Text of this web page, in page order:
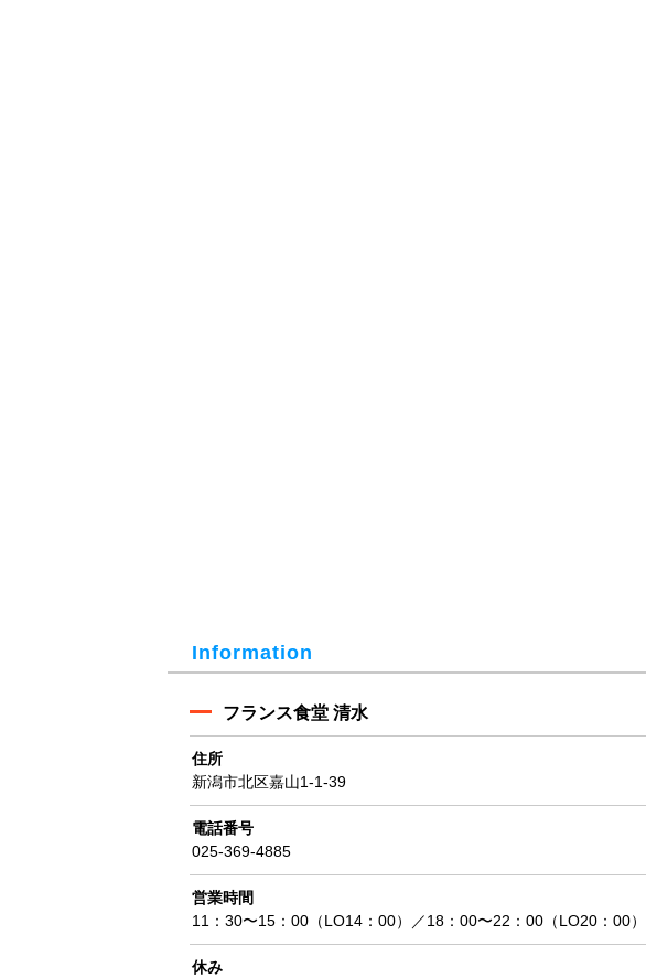
Information
フランス食堂 清水
住所
新潟市北区嘉山1-1-39
電話番号
025-369-4885
営業時間
11：30〜15：00（LO14：00）／18：00〜22：00（LO20：00）
休み